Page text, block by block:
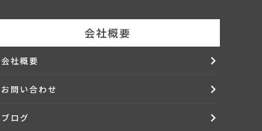
会社概要
会社概要
お問い合わせ
ブログ